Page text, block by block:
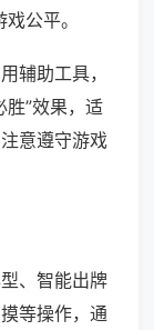
公平。
辅助工具，
胜”效果，适
意遵守游戏
、智能出牌
等操作，通